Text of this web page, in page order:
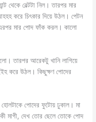
থেকে বেল্টটা নিল। তারপর মার
করে চিৎকার দিয়ে উঠল। পেটন
মার পোদ ফাঁক করল। কালো
তারপর আরেকটু খানি লাগিয়ে
করে উঠল। কিছুক্ষণ পোদের
পোদের ফুটোয় ঢুকাল। মা
মাগী, দেখ তোর ছেলে তোকে পোদ